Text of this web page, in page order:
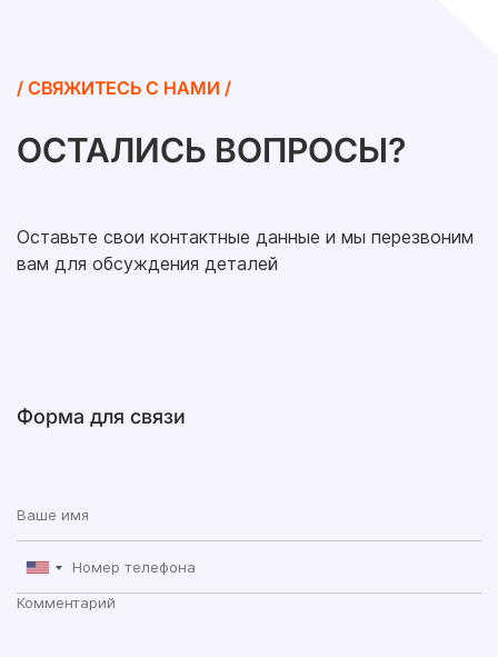
/ СВЯЖИТЕСЬ С НАМИ /
ОСТАЛИСЬ ВОПРОСЫ?
Оставьте свои контактные данные и мы перезвоним
вам для обсуждения деталей
Форма для связи